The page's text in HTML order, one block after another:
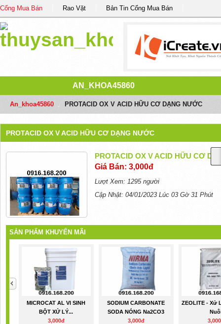
Cổng Mua Bán Rao Vặt Bản Tin Cổng Mua Bán
AN_KHOA45860
An_khoa45860 PROTACID OX V ACID HỮU CƠ DẠNG NƯỚC
PROTACID OX V ACID HỮU CƠ DẠNG NƯỚC
PROTACID OX V ACID HỮU CƠ
Giá Bán: 3,000đ
Lượt Xem: 1295 người
Cập Nhật: 04/01/2023 Lúc 03 Gờ 31 Phút
SẢN PHẨM KHUYẾN MÃI
MICROCAT AL VI SINH
BỘT XỬ LÝ...
3,000đ
SODIUM CARBONATE
SODA NÓNG Na2CO3
3,000đ
ZEOLITE - Xử